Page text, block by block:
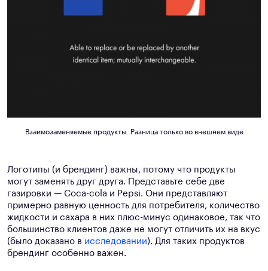
Взаимозаменяемые продукты. Разница только во внешнем виде
Логотипы (и брендинг) важны, потому что продукты
могут заменять друг друга. Представьте себе две
газировки — Coca-cola и Pepsi. Они представляют
примерно равную ценность для потребителя, количество
жидкости и сахара в них плюс-минус одинаковое, так что
большинство клиентов даже не могут отличить их на вкус
(было доказано в исследовании). Для таких продуктов
брендинг особенно важен.